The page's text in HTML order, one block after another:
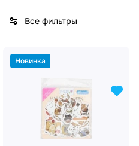
Все фильтры
Новинка